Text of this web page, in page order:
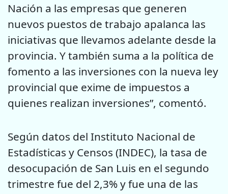
Nación a las empresas que generen
nuevos puestos de trabajo apalanca las
iniciativas que llevamos adelante desde la
provincia. Y también suma a la política de
fomento a las inversiones con la nueva ley
provincial que exime de impuestos a
quienes realizan inversiones”, comentó.
Según datos del Instituto Nacional de
Estadísticas y Censos (INDEC), la tasa de
desocupación de San Luis en el segundo
trimestre fue del 2,3% y fue una de las